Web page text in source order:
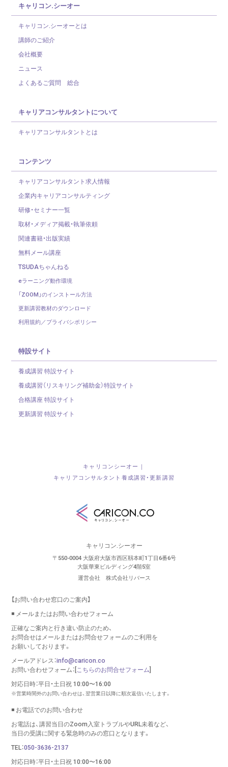
キャリコン.シーオー
キャリコン.シーオーとは
講師のご紹介
会社概要
ニュース
よくあるご質問 総合
キャリアコンサルタントについて
キャリアコンサルタントとは
コンテンツ
キャリアコンサルタント求人情報
企業内キャリアコンサルティング
研修・セミナー一覧
取材・メディア掲載・執筆依頼
関連書籍・出版実績
無料メール講座
TSUDAちゃんねる
eラーニング動作環境
「ZOOM」のインストール方法
更新講習教材のダウンロード
利用規約／プライバシポリシー
特設サイト
養成講習 特設サイト
養成講習（リスキリング補助金）特設サイト
合格講座 特設サイト
更新講習 特設サイト
キャリコンシーオー｜
キャリアコンサルタント養成講習・更新講習
キャリコン.シーオー
〒550-0004 大阪府大阪市西区靱本町1丁目6番6号
大阪華東ビルディング4階5室
運営会社 株式会社リバース
【お問い合わせ窓口のご案内】
◾️ メールまたはお問い合わせフォーム
正確なご案内と行き違い防止のため、
お問合せはメールまたはお問合せフォームのご利用を
お願いしております。
メールアドレス：info@caricon.co
お問い合わせフォーム：[こちらのお問合せフォーム]
対応日時：平日・土日祝 10:00〜16:00
※営業時間外のお問い合わせは、翌営業日以降に順次返信いたします。
◾️ お電話でのお問い合わせ
お電話は、講習当日のZoom入室トラブルやURL未着など、
当日の受講に関する緊急時のみの窓口となります。
TEL：050-3636-2137
対応日時：平日・土日祝 10:00〜16:00